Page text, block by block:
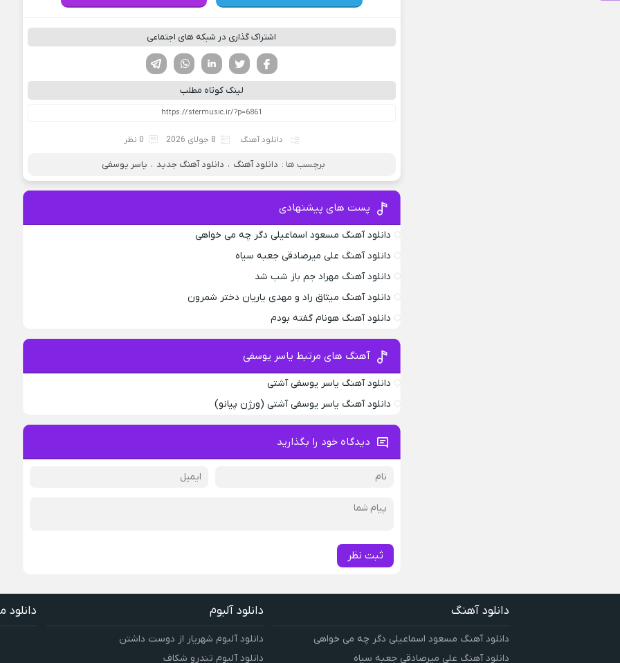
اشتراک گذاری در شبکه های اجتماعی
لینکدین تویتر
فیسوک
لینک کوتاه مطلب
دانلود آهنگ 8 جولای 2026 0 نظر
برچسب ها : دانلود آهنگ ، دانلود آهنگ جدید ، یاسر یوسفی
پست های پیشنهادی
دانلود آهنگ مسعود اسماعیلی دگر چه می خواهی
دانلود آهنگ علی میرصادقی جعبه سیاه
دانلود آهنگ مهراد جم باز شب شد
دانلود آهنگ میثاق راد و مهدی یاریان دختر شمرون
دانلود آهنگ هونام گفته بودم
آهنگ های مرتبط یاسر یوسفی
دانلود آهنگ یاسر یوسفی آشتی
دانلود آهنگ یاسر یوسفی آشتی (ورژن پیانو)
دیدگاه خود را بگذارید
ثبت نظر
دانلود آهنگ
دانلود آهنگ مسعود اسماعیلی دگر چه می خواهی
دانلود آهنگ علی میرصادقی جعبه سیاه
دانلود آلبوم
دانلود آلبوم شهریار از دوست داشتن
دانلود آلبوم تندرو شکاف
دانلود